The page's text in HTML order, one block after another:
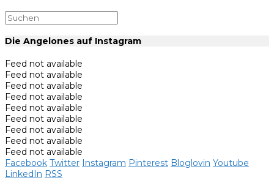
Die Angelones auf Instagram
Feed not available
Feed not available
Feed not available
Feed not available
Feed not available
Feed not available
Feed not available
Feed not available
Feed not available
Facebook Twitter Instagram Pinterest Bloglovin Youtube
LinkedIn RSS